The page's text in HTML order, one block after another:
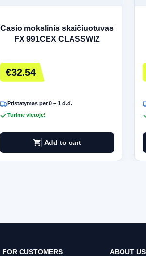
Casio mokslinis skaičiuotuvas
FX 991CEX CLASSWIZ
€32.54
Pristatymas per 0 – 1 d.d.
Turime vietoje!
shopping_cart Add to cart
FOR CUSTOMERS ABOUT US